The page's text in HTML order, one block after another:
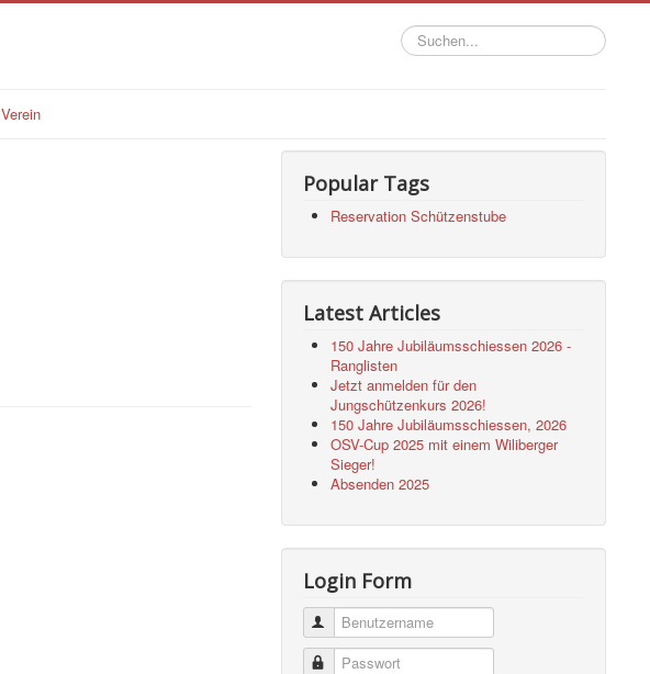
Suchen...
Verein
Popular Tags
Reservation Schützenstube
Latest Articles
150 Jahre Jubiläumsschiessen 2026 -
Ranglisten
Jetzt anmelden für den
Jungschützenkurs 2026!
150 Jahre Jubiläumsschiessen, 2026
OSV-Cup 2025 mit einem Wiliberger
Sieger!
Absenden 2025
Login Form
Benutzername
Passwort